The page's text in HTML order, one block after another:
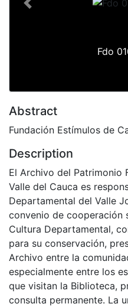
Fdo
Previous
Abstract
Fundación Estímulos de
Description
El Archivo del Patrimonio
Valle del Cauca es
Departamental del Valle
convenio de cooperación
Cultura Departamental,
para su conservación,
Archivo entre la
especialmente entre los
que visitan la Biblioteca,
consulta permanente. La